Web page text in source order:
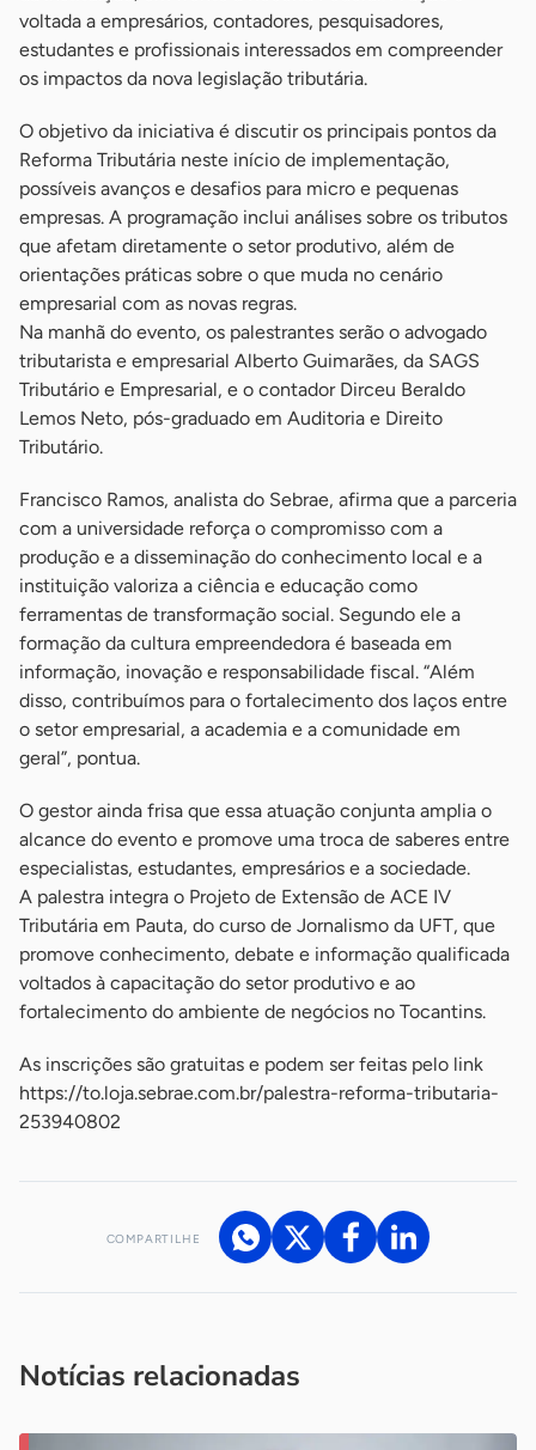
voltada a empresários, contadores, pesquisadores,
estudantes e profissionais interessados em compreender
os impactos da nova legislação tributária.
O objetivo da iniciativa é discutir os principais pontos da
Reforma Tributária neste início de implementação,
possíveis avanços e desafios para micro e pequenas
empresas. A programação inclui análises sobre os tributos
que afetam diretamente o setor produtivo, além de
orientações práticas sobre o que muda no cenário
empresarial com as novas regras.
Na manhã do evento, os palestrantes serão o advogado
tributarista e empresarial Alberto Guimarães, da SAGS
Tributário e Empresarial, e o contador Dirceu Beraldo
Lemos Neto, pós-graduado em Auditoria e Direito
Tributário.
Francisco Ramos, analista do Sebrae, afirma que a parceria
com a universidade reforça o compromisso com a
produção e a disseminação do conhecimento local e a
instituição valoriza a ciência e educação como
ferramentas de transformação social. Segundo ele a
formação da cultura empreendedora é baseada em
informação, inovação e responsabilidade fiscal. “Além
disso, contribuímos para o fortalecimento dos laços entre
o setor empresarial, a academia e a comunidade em
geral”, pontua.
O gestor ainda frisa que essa atuação conjunta amplia o
alcance do evento e promove uma troca de saberes entre
especialistas, estudantes, empresários e a sociedade.
A palestra integra o Projeto de Extensão de ACE IV
Tributária em Pauta, do curso de Jornalismo da UFT, que
promove conhecimento, debate e informação qualificada
voltados à capacitação do setor produtivo e ao
fortalecimento do ambiente de negócios no Tocantins.
As inscrições são gratuitas e podem ser feitas pelo link
https://to.loja.sebrae.com.br/palestra-reforma-tributaria-
253940802
COMPARTILHE
Notícias relacionadas